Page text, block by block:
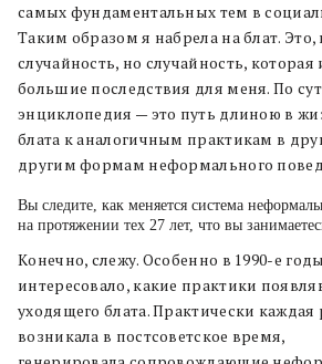
самых фундаментальных тем в
Таким образом я набрела на блат.
случайность, но случайность, которая
большие последствия для меня. По
энциклопедия — это путь длиною в
блата к аналогичным практикам в
другим формам неформального
Вы следите, как меняется система
на протяжении тех 27 лет, что вы
Конечно, слежу. Особенно в 1990-е
интересовало, какие практики
уходящего блата. Практически
возникала в постсоветское время,